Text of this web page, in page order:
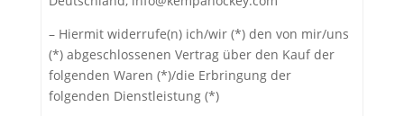
– Hiermit widerrufe(n) ich/wir (*) den von mir/uns
(*) abgeschlossenen Vertrag über den Kauf der
folgenden Waren (*)/die Erbringung der
folgenden Dienstleistung (*)